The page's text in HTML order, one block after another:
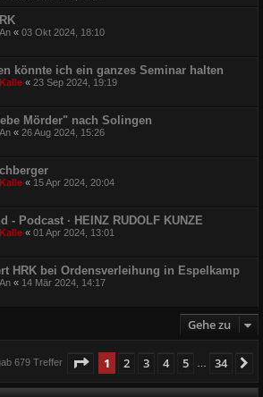
An « 03 Okt 2024, 18:10
könnte ich ein ganzes Seminar halten
Kalle « 23 Sep 2024, 19:19
Mörder" nach Solingen
An « 26 Aug 2024, 15:26
Kalle « 15 Apr 2024, 20:04
- Podcast · HEINZ RUDOLF KUNZE
Kalle « 01 Apr 2024, 13:01
HRK bei Ordensverleihung in Espelkamp
An « 14 Mär 2024, 14:17
Gehe zu
679 Treffer Seite 1von 34
1 2 3 4 5 34